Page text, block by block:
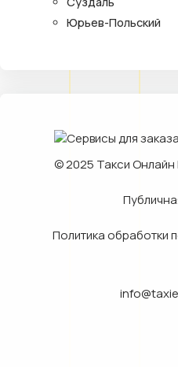
Юрьев-Польский
© 2025 Такси Онлайн
Политика обработки